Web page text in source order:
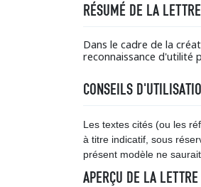
RÉSUMÉ DE LA
Dans le cadre de la
reconnaissance d'utilité
CONSEILS
Les textes cités (ou les
à titre indicatif, sous
présent modèle ne
APERÇU DE LA